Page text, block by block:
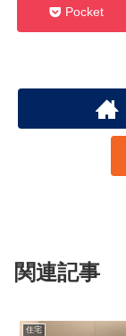
Pocket
関連記事
住宅